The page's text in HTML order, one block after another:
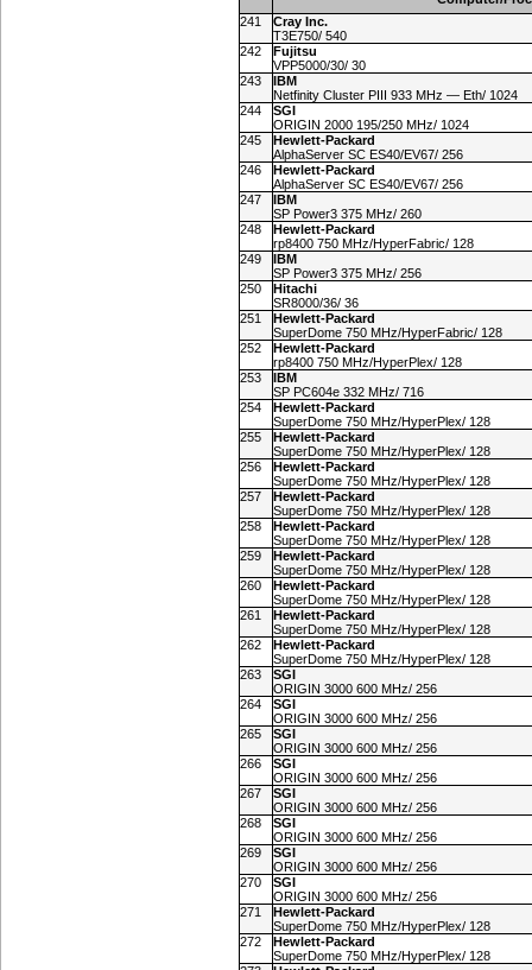
241
Cray Inc.
T3E750/ 540
242
Fujitsu
VPP5000/30/ 30
243
IBM
Netfinity Cluster PIII 933 MHz — Eth/ 1024
244
SGI
ORIGIN 2000 195/250 MHz/ 1024
245
Hewlett-Packard
AlphaServer SC ES40/EV67/ 256
246
Hewlett-Packard
AlphaServer SC ES40/EV67/ 256
247
IBM
SP Power3 375 MHz/ 260
248
Hewlett-Packard
rp8400 750 MHz/HyperFabric/ 128
249
IBM
SP Power3 375 MHz/ 256
250
Hitachi
SR8000/36/ 36
251
Hewlett-Packard
SuperDome 750 MHz/HyperFabric/ 128
252
Hewlett-Packard
rp8400 750 MHz/HyperPlex/ 128
253
IBM
SP PC604e 332 MHz/ 716
254
Hewlett-Packard
SuperDome 750 MHz/HyperPlex/ 128
255
Hewlett-Packard
SuperDome 750 MHz/HyperPlex/ 128
256
Hewlett-Packard
SuperDome 750 MHz/HyperPlex/ 128
257
Hewlett-Packard
SuperDome 750 MHz/HyperPlex/ 128
258
Hewlett-Packard
SuperDome 750 MHz/HyperPlex/ 128
259
Hewlett-Packard
SuperDome 750 MHz/HyperPlex/ 128
260
Hewlett-Packard
SuperDome 750 MHz/HyperPlex/ 128
261
Hewlett-Packard
SuperDome 750 MHz/HyperPlex/ 128
262
Hewlett-Packard
SuperDome 750 MHz/HyperPlex/ 128
263
SGI
ORIGIN 3000 600 MHz/ 256
264
SGI
ORIGIN 3000 600 MHz/ 256
265
SGI
ORIGIN 3000 600 MHz/ 256
266
SGI
ORIGIN 3000 600 MHz/ 256
267
SGI
ORIGIN 3000 600 MHz/ 256
268
SGI
ORIGIN 3000 600 MHz/ 256
269
SGI
ORIGIN 3000 600 MHz/ 256
270
SGI
ORIGIN 3000 600 MHz/ 256
271
Hewlett-Packard
SuperDome 750 MHz/HyperPlex/ 128
272
Hewlett-Packard
SuperDome 750 MHz/HyperPlex/ 128